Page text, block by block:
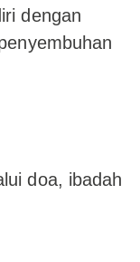
dengan
doa, ibadah